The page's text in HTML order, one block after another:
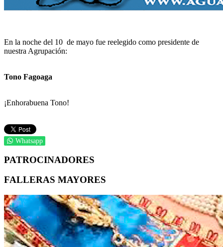
En la noche del 10 de mayo fue reelegido como presidente de
nuestra Agrupación:
Tono Fagoaga
¡Enhorabuena Tono!
Whatsapp
PATROCINADORES
FALLERAS MAYORES